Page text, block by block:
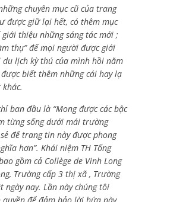
chuyên mục cũ của trang
được giữ lại hết, có thêm mục
thiệu những sáng tác mới ;
thụ” để mọi người được giới
du lịch kỳ thú của mình hồi năm
biết thêm những cái hay lạ
ban đầu là “Mong được các bậc
từng sống dưới mái trường
để trang tin này được phong
hơn”. Khái niệm TH Tống
gồm cả Collège de Vinh Long
Trường cấp 3 thị xã , Trường
ngày nay. Lần này chúng tôi